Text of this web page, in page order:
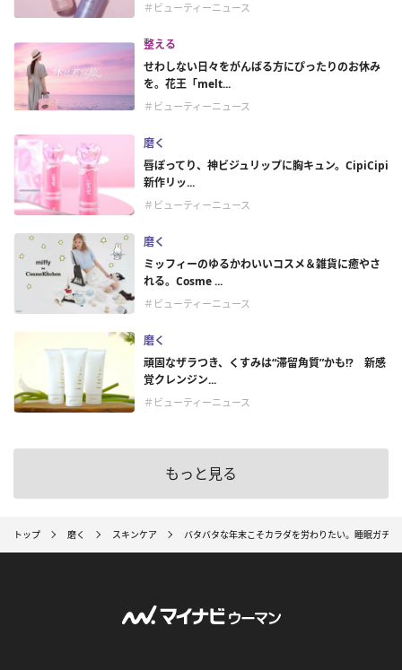
＃ビューティーニュース
整える
せわしない日々をがんばる方にぴったりのお休み
を。花王「melt...
＃ビューティーニュース
磨く
唇ぽってり、神ビジュリップに胸キュン。CipiCipi
新作リッ...
＃ビューティーニュース
磨く
ミッフィーのゆるかわいいコスメ＆雑貨に癒やさ
れる。Cosme ...
＃ビューティーニュース
磨く
頑固なザラつき、くすみは“滞留角質”かも!? 新感
覚クレンジン...
＃ビューティーニュース
もっと見る
トップ 磨く スキンケア バタバタな年末こそカラダを労わりたい。睡眠ガチ